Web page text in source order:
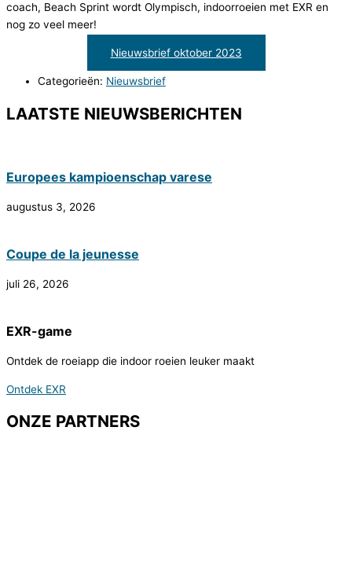
coach, Beach Sprint wordt Olympisch, indoorroeien met EXR en
nog zo veel meer!
Nieuwsbrief oktober 2023
Categorieën: Nieuwsbrief
LAATSTE NIEUWSBERICHTEN
Europees kampioenschap varese
augustus 3, 2026
Coupe de la jeunesse
juli 26, 2026
EXR-game
Ontdek de roeiapp die indoor roeien leuker maakt
Ontdek EXR
ONZE PARTNERS